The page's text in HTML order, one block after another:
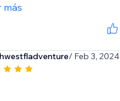
más
/ Feb 3, 2024